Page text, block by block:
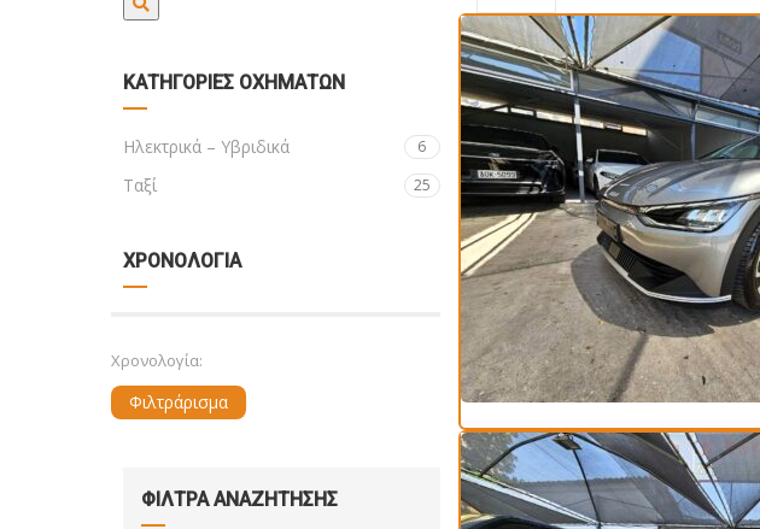
ΚΑΤΗΓΟΡΊΕΣ ΟΧΗΜΆΤΩΝ
Ηλεκτρικά – Υβριδικά 6
Ταξί 25
ΧΡΟΝΟΛΟΓΙΑ
Χρονολογία:
Φιλτράρισμα
ΦΙΛΤΡΑ ΑΝΑΖΗΤΗΣΗΣ